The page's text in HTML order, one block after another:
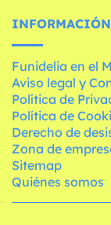
Funidelia en el
Aviso legal y
Política de
Política de
Derecho de
Zona de
Sitemap
Quiénes somos